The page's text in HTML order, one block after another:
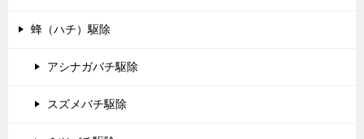
蜂（ハチ）駆除
アシナガバチ駆除
スズメバチ駆除